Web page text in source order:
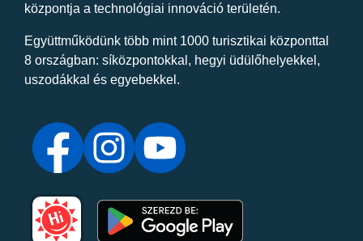
központja a technológiai innováció területén.
Együttműködünk több mint 1000 turisztikai központtal
8 országban: síközpontokkal, hegyi üdülőhelyekkel,
uszodákkal és egyebekkel.